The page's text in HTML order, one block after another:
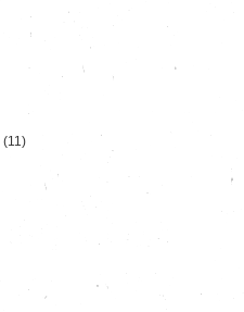
(11)